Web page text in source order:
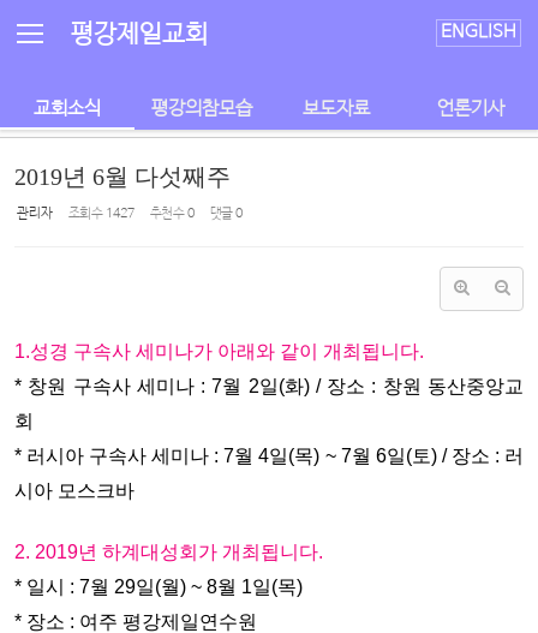
평강제일교회 ENGLISH
교회소식 평강의참모습 보도자료 언론기사
2019년 6월 다섯째주
관리자 조회 수 1427 추천 수0 댓글0
1.성경 구속사 세미나가 아래와 같이 개최됩니다.
* 창원 구속사 세미나 : 7월 2일(화) / 장소 : 창원 동산중앙교
회
* 러시아 구속사 세미나 : 7월 4일(목) ~ 7월 6일(토) / 장소 : 러
시아 모스크바
2. 2019년 하계대성회가 개최됩니다.
* 일시 : 7월 29일(월) ~ 8월 1일(목)
* 장소 : 여주 평강제일연수원